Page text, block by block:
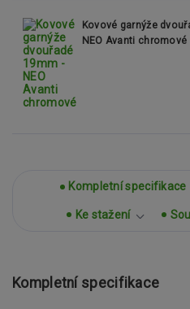
Kovové garnýže
NEO Avanti chromové
Kompletní specifikace
Ke stažení
Kompletní specifikace